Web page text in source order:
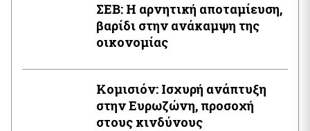
ΣΕΒ: Η αρνητική αποταμίευση,
βαρίδι στην ανάκαμψη της
οικονομίας
Κομισιόν: Ισχυρή ανάπτυξη
στην Ευρωζώνη, προσοχή
στους κινδύνους